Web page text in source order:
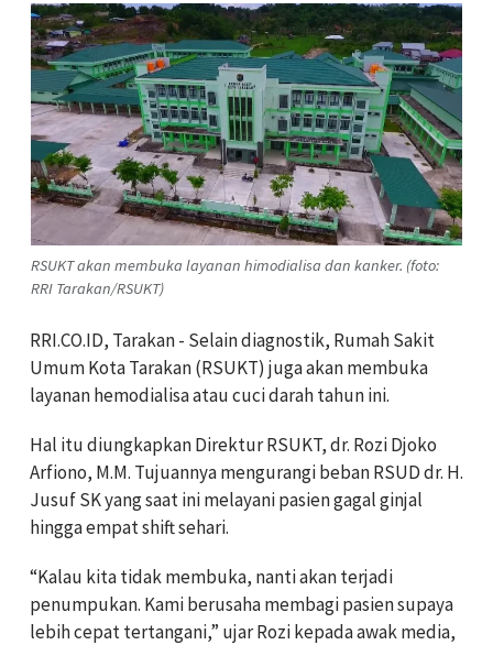
RSUKT akan membuka layanan himodialisa dan kanker. (foto:
RRI Tarakan/RSUKT)
RRI.CO.ID, Tarakan - Selain diagnostik, Rumah Sakit
Umum Kota Tarakan (RSUKT) juga akan membuka
layanan hemodialisa atau cuci darah tahun ini.
Hal itu diungkapkan Direktur RSUKT, dr. Rozi Djoko
Arfiono, M.M. Tujuannya mengurangi beban RSUD dr. H.
Jusuf SK yang saat ini melayani pasien gagal ginjal
hingga empat shift sehari.
“Kalau kita tidak membuka, nanti akan terjadi
penumpukan. Kami berusaha membagi pasien supaya
lebih cepat tertangani,” ujar Rozi kepada awak media,